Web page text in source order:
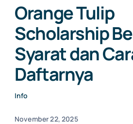
About Us
Orange Tulip
Scholarship
Syarat dan
Daftarnya
Info
November 22, 2025